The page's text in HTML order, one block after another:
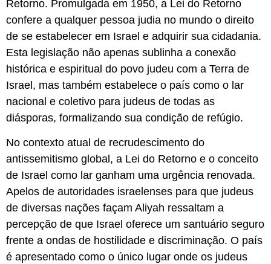
Retorno. Promulgada em 1950, a Lei do Retorno
confere a qualquer pessoa judia no mundo o direito
de se estabelecer em Israel e adquirir sua cidadania.
Esta legislação não apenas sublinha a conexão
histórica e espiritual do povo judeu com a Terra de
Israel, mas também estabelece o país como o lar
nacional e coletivo para judeus de todas as
diásporas, formalizando sua condição de refúgio.
No contexto atual de recrudescimento do
antissemitismo global, a Lei do Retorno e o conceito
de Israel como lar ganham uma urgência renovada.
Apelos de autoridades israelenses para que judeus
de diversas nações façam Aliyah ressaltam a
percepção de que Israel oferece um santuário seguro
frente a ondas de hostilidade e discriminação. O país
é apresentado como o único lugar onde os judeus